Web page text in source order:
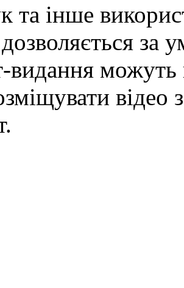
та інше
дозволяється
видання можуть
відео